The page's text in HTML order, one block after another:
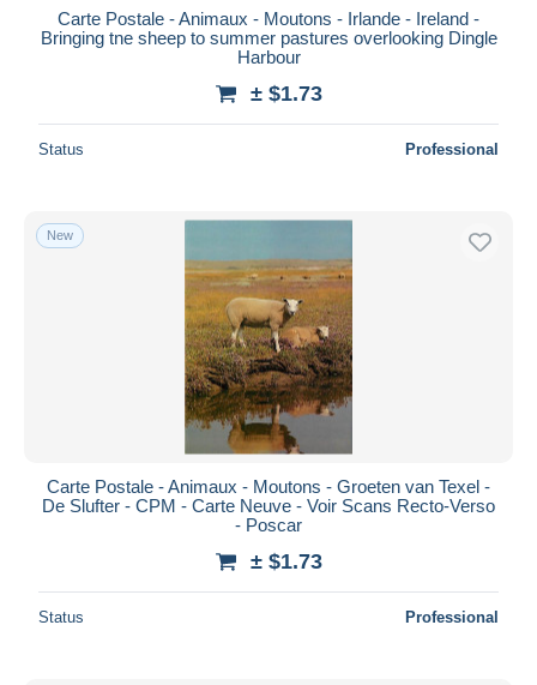
Carte Postale - Animaux - Moutons - Irlande - Ireland -
Bringing tne sheep to summer pastures overlooking Dingle
Harbour
± $1.73
Status Professional
New
Carte Postale - Animaux - Moutons - Groeten van Texel -
De Slufter - CPM - Carte Neuve - Voir Scans Recto-Verso
- Poscar
± $1.73
Status Professional